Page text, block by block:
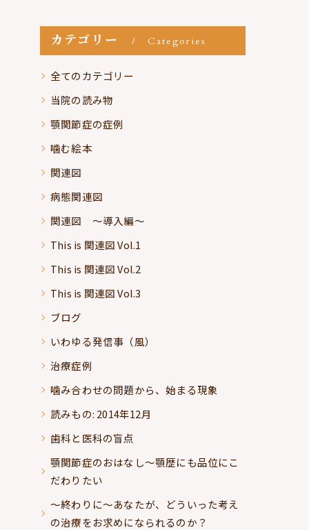
カテゴリー Categories
全てのカテゴリー
当院の読み物
顎関節症の症例
噛む絵本
関連図
病態関連図
関連図 ～導入編～
This is 関連図 Vol.1
This is 関連図 Vol.2
This is 関連図 Vol.3
ブログ
いわゆる発信事（風）
治療症例
噛み合わせの問題から、始まる現象
読みもの: 2014年12月
歯科と医科の盲点
顎関節症のおはなし～顎歴にも品位にこ
だわりたい
～終わりに～あなたが、どういった考え
の治療をお求めになられるのか？